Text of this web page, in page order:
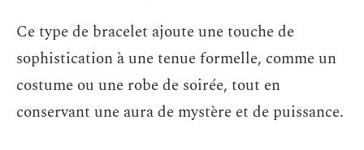
Ce type de bracelet ajoute une touche de
sophistication à une tenue formelle, comme un
costume ou une robe de soirée, tout en
conservant une aura de mystère et de puissance.